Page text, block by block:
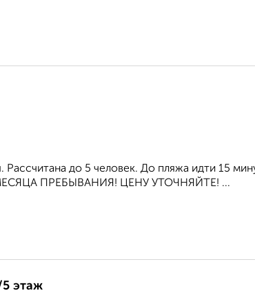
до 5 человек. До пляжа идти 15
ПРЕБЫВАНИЯ! ЦЕНУ УТОЧНЯЙТЕ! ...
5 этаж